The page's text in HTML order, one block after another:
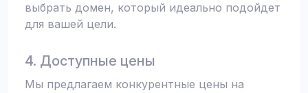
выбрать домен, который идеально подойдет
для вашей цели.
4. Доступные цены
Мы предлагаем конкурентные цены на